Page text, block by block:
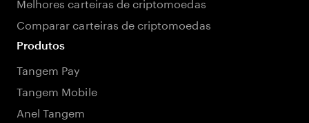
Comparar carteiras de criptomoedas
Produtos
Tangem Pay
Tangem Mobile
Anel Tangem